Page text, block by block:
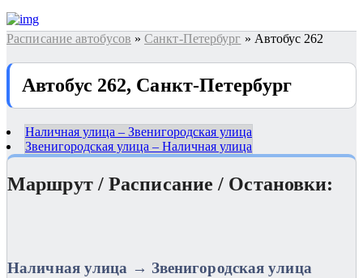
Расписание автобусов » Санкт-Петербург » Автобус 262
Автобус 262, Санкт-Петербург
Наличная улица – Звенигородская улица
Звенигородская улица – Наличная улица
Маршрут / Расписание / Остановки:
Наличная улица → Звенигородская улица